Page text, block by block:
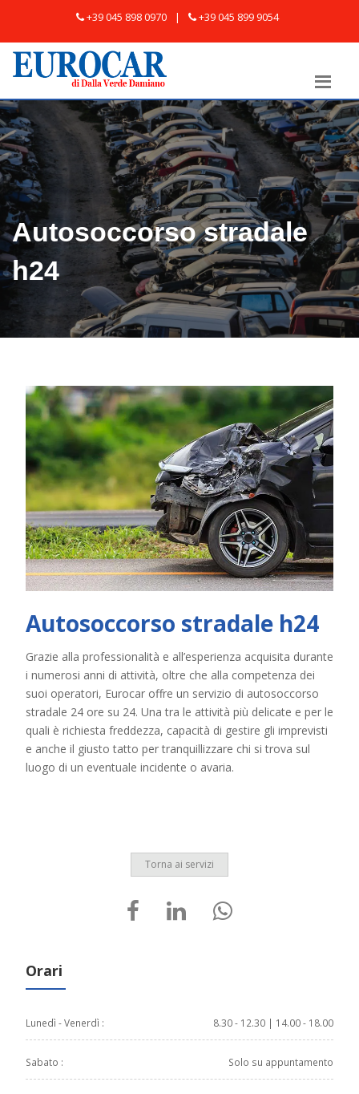
+39 045 898 0970 | +39 045 899 9054
Autosoccorso stradale
h24
Autosoccorso stradale h24
Grazie alla professionalità e all’esperienza acquisita durante
i numerosi anni di attività, oltre che alla competenza dei
suoi operatori, Eurocar offre un servizio di autosoccorso
stradale 24 ore su 24. Una tra le attività più delicate e per le
quali è richiesta freddezza, capacità di gestire gli imprevisti
e anche il giusto tatto per tranquillizzare chi si trova sul
luogo di un eventuale incidente o avaria.
Torna ai servizi
Orari
Lunedì - Venerdì : 8.30 - 12.30 | 14.00 - 18.00
Sabato : Solo su appuntamento